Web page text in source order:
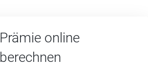
Prämie online
berechnen